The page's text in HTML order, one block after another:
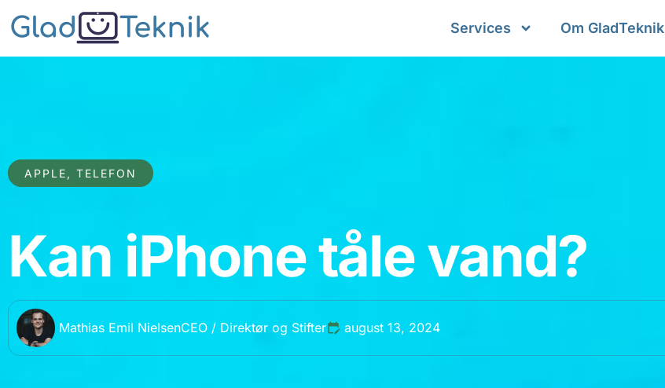
Services Om GladTeknik
APPLE , TELEFON
Kan iPhone tåle vand?
Mathias Emil NielsenCEO / Direktør og Stifter august 13, 2024